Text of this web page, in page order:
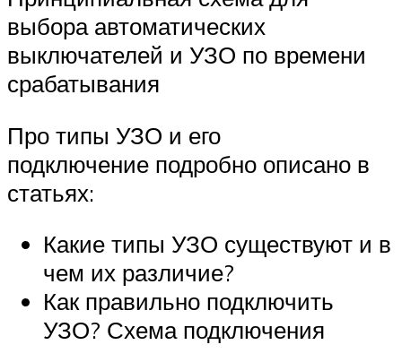
выбора автоматических
выключателей и УЗО по времени
срабатывания
Про типы УЗО и его
подключение подробно описано в
статьях:
Какие типы УЗО существуют и в
чем их различие?
Как правильно подключить
УЗО? Схема подключения